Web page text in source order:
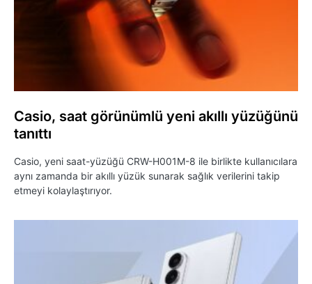
Casio, saat görünümlü yeni akıllı yüzüğünü
tanıttı
Casio, yeni saat-yüzüğü CRW-H001M-8 ile birlikte kullanıcılara
aynı zamanda bir akıllı yüzük sunarak sağlık verilerini takip
etmeyi kolaylaştırıyor.